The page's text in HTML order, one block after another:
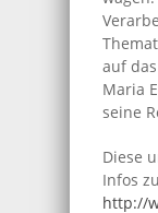
auf
Maria
seine
Diese
Infos
http://